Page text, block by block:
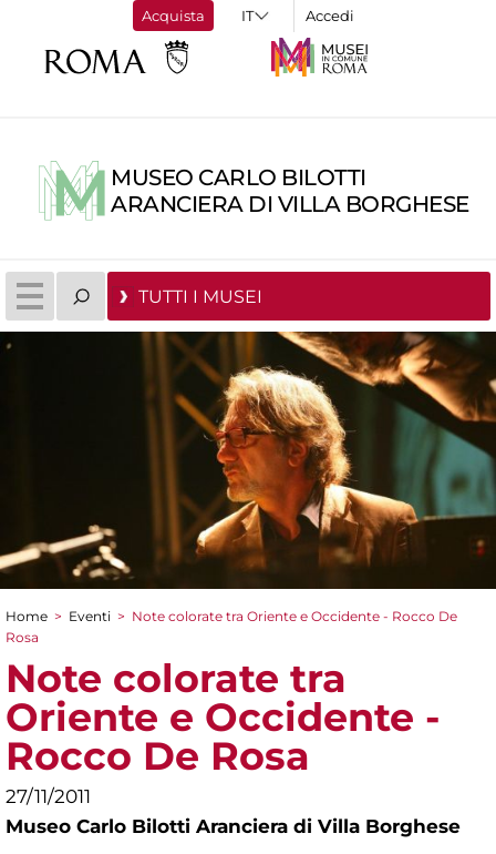
Acquista Accedi
MUSEO CARLO BILOTTI
ARANCIERA DI VILLA BORGHESE
TUTTI I MUSEI
Tu sei qui
Home > Eventi > Note colorate tra Oriente e Occidente - Rocco De
Rosa
Note colorate tra
Oriente e Occidente -
Rocco De Rosa
27/11/2011
Museo Carlo Bilotti Aranciera di Villa Borghese